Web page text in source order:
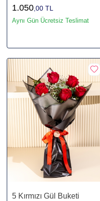
1.050 ,00 TL
Aynı Gün Ücretsiz Teslimat
5 Kırmızı Gül Buketi